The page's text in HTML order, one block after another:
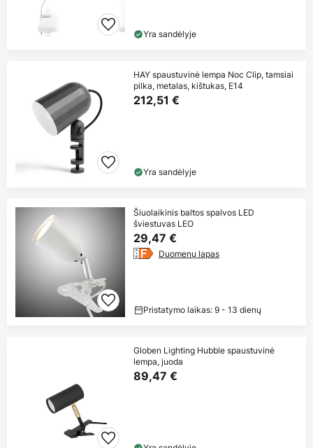
Yra sandėlyje
HAY spaustuvinė lempa Noc Clip, tamsiai
pilka, metalas, kištukas, E14
212,51 €
Yra sandėlyje
Šiuolaikinis baltos spalvos LED
šviestuvas LEO
29,47 €
Duomenų lapas
Pristatymo laikas: 9 - 13 dienų
Globen Lighting Hubble spaustuvinė
lempa, juoda
89,47 €